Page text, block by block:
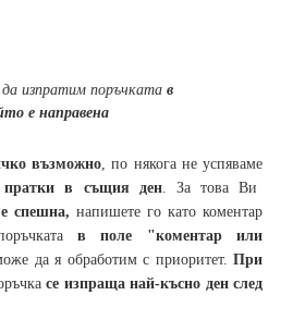
изпратим поръчката в
е направена
възможно , по някога не успяваме
пратки в същия ден. За това Ви
спешна, напишете го като коментар
в поле "коментар или
да я обработим с приоритет. При
се изпраща най-късно ден след